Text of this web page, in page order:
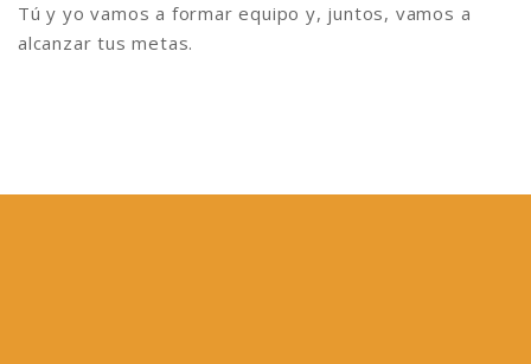
Tú y yo vamos a formar equipo y, juntos, vamos a
alcanzar tus metas.